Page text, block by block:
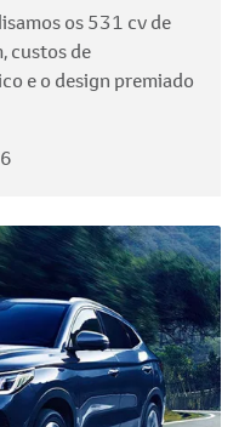
os 531 cv de
custos de
e o design premiado